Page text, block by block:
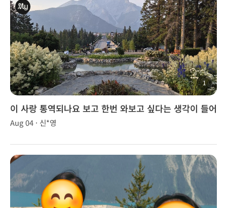
1
이 사랑 통역되나요 보고 한번 와보고 싶다는 생각이 들어
서 여름휴가차원에서 캐나다 방문
Aug 04 · 신*영